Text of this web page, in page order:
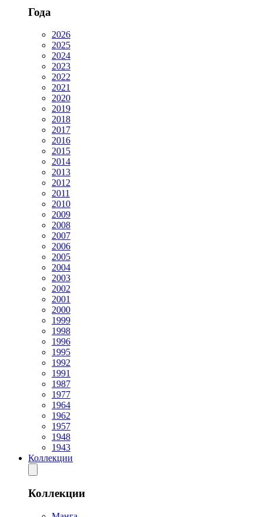
Года
2026
2025
2024
2023
2022
2021
2020
2019
2018
2017
2016
2015
2014
2013
2012
2011
2010
2009
2008
2007
2006
2005
2004
2003
2002
2001
2000
1999
1998
1996
1995
1992
1991
1987
1977
1964
1962
1957
1948
1943
Коллекции
Коллекции